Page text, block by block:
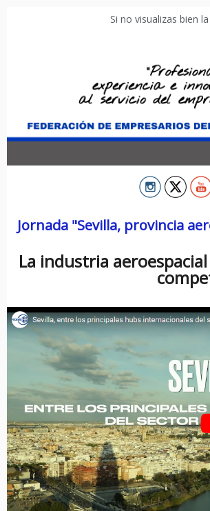
Si no visualizas bien
Jornada "Sevilla, provincia
La industria